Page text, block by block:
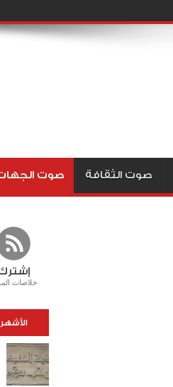
صوت الثقافة صوت
خلاصات
الأشهر